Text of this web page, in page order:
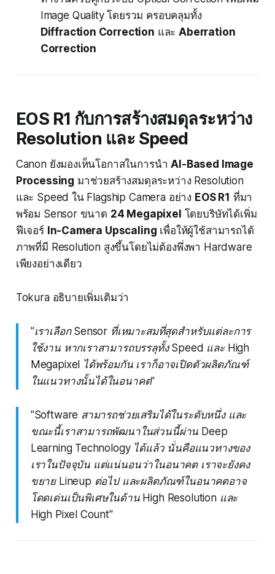
Image Quality โดยรวม ครอบคลุมทั้ง
Diffraction Correction และAberration
Correction
EOS R1 กับการสร้างสมดุลระหว่าง
Resolution และ Speed
Canon ยังมองเห็นโอกาสในการนำAI-Based Image
Processing มาช่วยสร้างสมดุลระหว่าง Resolution
และ Speed ใน Flagship Camera อย่าง EOS R1 ที่มา
พร้อม Sensor ขนาด 24 Megapixel โดยบริษัทได้เพิ่ม
ฟีเจอร์ In-Camera Upscaling เพื่อให้ผู้ใช้สามารถได้
ภาพที่มี Resolution สูงขึ้นโดยไม่ต้องพึ่งพา Hardware
เพียงอย่างเดียว
Tokura อธิบายเพิ่มเติมว่า
"เราเลือก Sensor ที่เหมาะสมที่สุดสำหรับแต่ละการ
ใช้งาน หากเราสามารถบรรลุทั้ง Speed และ High
Megapixel ได้พร้อมกัน เราก็อาจเปิดตัวผลิตภัณฑ์
ในแนวทางนั้นได้ในอนาคต"
"Software สามารถช่วยเสริมได้ในระดับหนึ่ง และ
ขณะนี้เราสามารถพัฒนาในส่วนนี้ผ่าน Deep
Learning Technology ได้แล้ว นั่นคือแนวทางของ
เราในปัจจุบัน แต่แน่นอนว่าในอนาคต เราจะยังคง
ขยาย Lineup ต่อไป และผลิตภัณฑ์ในอนาคตอาจ
โดดเด่นเป็นพิเศษในด้าน High Resolution และ
High Pixel Count"